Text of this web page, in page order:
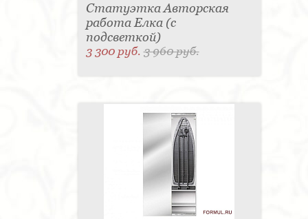
Статуэтка Авторская
работа Елка (с
подсветкой)
3 300 руб.3 960 руб.